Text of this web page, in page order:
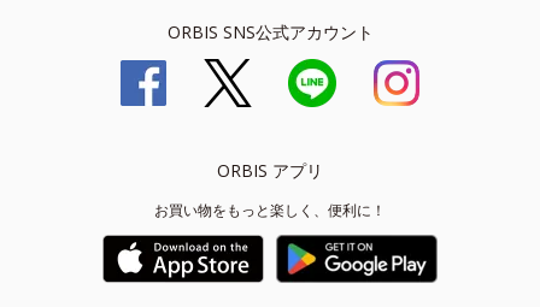
ORBIS SNS公式アカウント
ORBIS アプリ
お買い物をもっと楽しく、便利に！